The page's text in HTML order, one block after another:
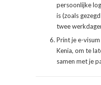
persoonlijke
is (zoals
twee
Print je e-
Kenia, om te
samen met je